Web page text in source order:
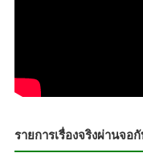
รายการเรื่องจริงผ่านจ